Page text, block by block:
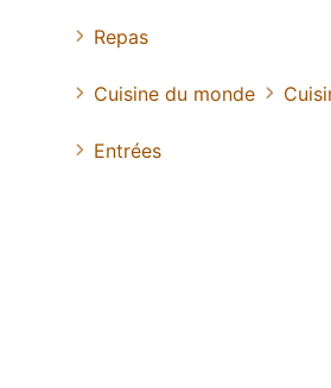
Repas
Cuisine du monde
Entrées